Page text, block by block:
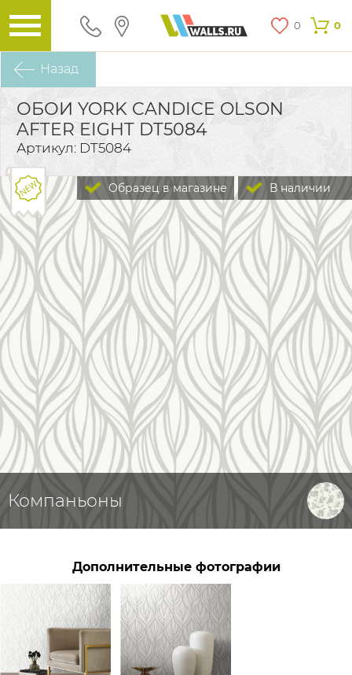
0 0
Назад
ОБОИ YORK CANDICE OLSON
AFTER EIGHT DT5084
Артикул: DT5084
В наличии
Образец в магазине
Компаньоны
Дополнительные фотографии